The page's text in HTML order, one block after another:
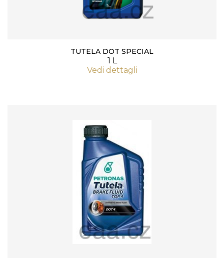
TUTELA DOT SPECIAL
1 L
Vedi dettagli